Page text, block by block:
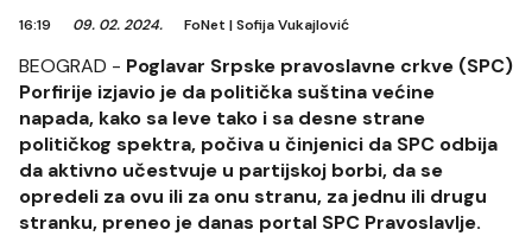
16:19 09. 02. 2024. FoNet |Sofija Vukajlović
BEOGRAD - Poglavar Srpske pravoslavne crkve (SPC)
Porfirije izjavio je da politička suština većine
napada, kako sa leve tako i sa desne strane
političkog spektra, počiva u činjenici da SPC odbija
da aktivno učestvuje u partijskoj borbi, da se
opredeli za ovu ili za onu stranu, za jednu ili drugu
stranku, preneo je danas portal SPC Pravoslavlje.